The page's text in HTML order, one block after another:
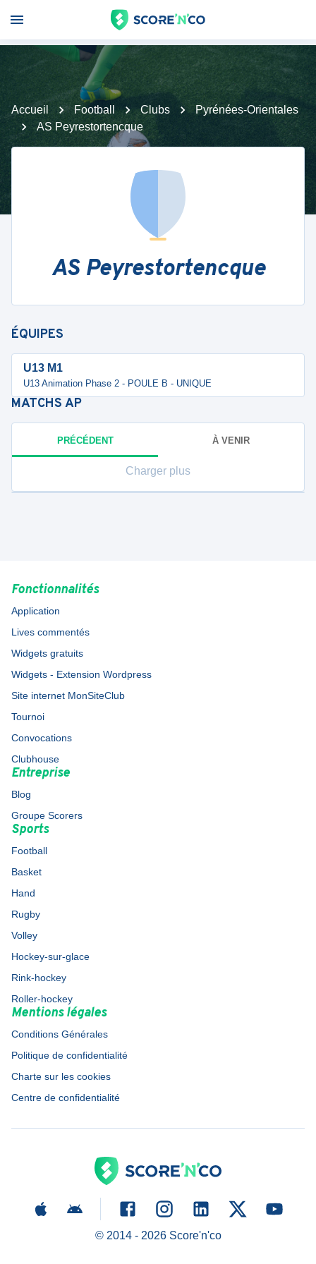
Accueil Football Clubs
Pyrénées-Orientales
AS Peyrestortencque
AS Peyrestortencque
ÉQUIPES
U13 M1
U13 Animation Phase 2 - POULE B - UNIQUE
MATCHS AP
PRÉCÉDENT À VENIR
Charger plus
Fonctionnalités
Application
Lives commentés
Widgets gratuits
Widgets - Extension Wordpress
Site internet MonSiteClub
Tournoi
Convocations
Clubhouse
Entreprise
Blog
Groupe Scorers
Sports
Football
Basket
Hand
Rugby
Volley
Hockey-sur-glace
Rink-hockey
Roller-hockey
Mentions légales
Conditions Générales
Politique de confidentialité
Charte sur les cookies
Centre de confidentialité
© 2014 - 2026Score'n'co